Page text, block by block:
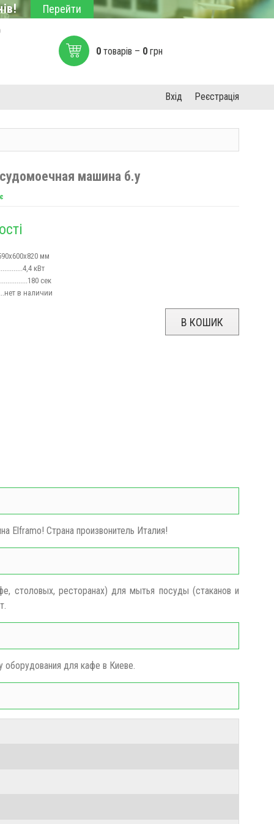
Перейти
0 товарів – 0 грн
Реєстрація
Вхід
машина б.у
мм
кВт
сек
в наличии
В КОШИК
Elframo! Страна произвонитель Италия!
столовых, ресторанах) для мытья посуды (стаканов и
для кафе в Киеве.